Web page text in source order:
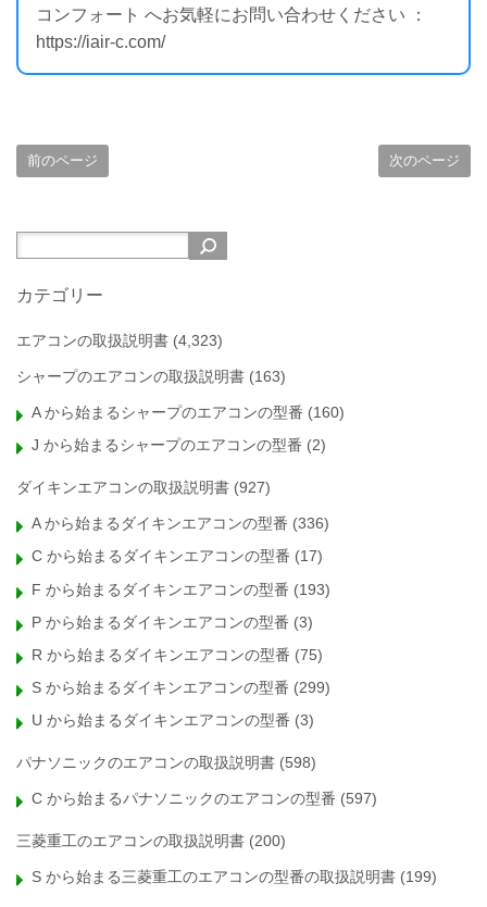
コンフォート へお気軽にお問い合わせください ：
https://iair-c.com/
前のページ 次のページ
カテゴリー
エアコンの取扱説明書 (4,323)
シャープのエアコンの取扱説明書 (163)
A から始まるシャープのエアコンの型番 (160)
J から始まるシャープのエアコンの型番 (2)
ダイキンエアコンの取扱説明書 (927)
A から始まるダイキンエアコンの型番 (336)
C から始まるダイキンエアコンの型番 (17)
F から始まるダイキンエアコンの型番 (193)
P から始まるダイキンエアコンの型番 (3)
R から始まるダイキンエアコンの型番 (75)
S から始まるダイキンエアコンの型番 (299)
U から始まるダイキンエアコンの型番 (3)
パナソニックのエアコンの取扱説明書 (598)
C から始まるパナソニックのエアコンの型番 (597)
三菱重工のエアコンの取扱説明書 (200)
S から始まる三菱重工のエアコンの型番の取扱説明書 (199)